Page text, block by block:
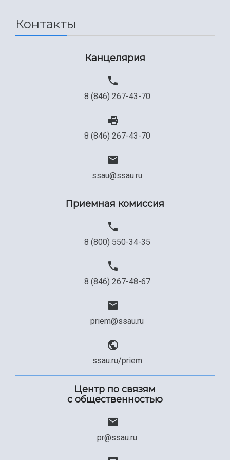
Сведения об образовательной организации
Контакты
Канцелярия
8 (846) 267-43-70
8 (846) 267-43-70
ssau@ssau.ru
Приемная комиссия
8 (800) 550-34-35
8 (846) 267-48-67
priem@ssau.ru
ssau.ru/priem
Центр по связям
с общественностью
pr@ssau.ru